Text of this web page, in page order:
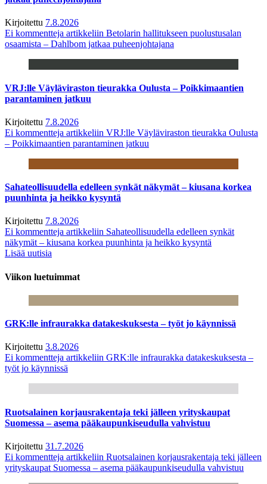
Kirjoitettu 7.8.2026
Ei kommentteja artikkeliin Betolarin hallitukseen puolustusalan
osaamista – Dahlbom jatkaa puheenjohtajana
VRJ:lle Väyläviraston tieurakka Oulusta – Poikkimaantien
parantaminen jatkuu
Kirjoitettu 7.8.2026
Ei kommentteja artikkeliin VRJ:lle Väyläviraston tieurakka Oulusta
– Poikkimaantien parantaminen jatkuu
Sahateollisuudella edelleen synkät näkymät – kiusana korkea
puunhinta ja heikko kysyntä
Kirjoitettu 7.8.2026
Ei kommentteja artikkeliin Sahateollisuudella edelleen synkät
näkymät – kiusana korkea puunhinta ja heikko kysyntä
Lisää uutisia
Viikon luetuimmat
GRK:lle infraurakka datakeskuksesta – työt jo käynnissä
Kirjoitettu 3.8.2026
Ei kommentteja artikkeliin GRK:lle infraurakka datakeskuksesta –
työt jo käynnissä
Ruotsalainen korjausrakentaja teki jälleen yrityskaupat
Suomessa – asema pääkaupunkiseudulla vahvistuu
Kirjoitettu 31.7.2026
Ei kommentteja artikkeliin Ruotsalainen korjausrakentaja teki jälleen
yrityskaupat Suomessa – asema pääkaupunkiseudulla vahvistuu